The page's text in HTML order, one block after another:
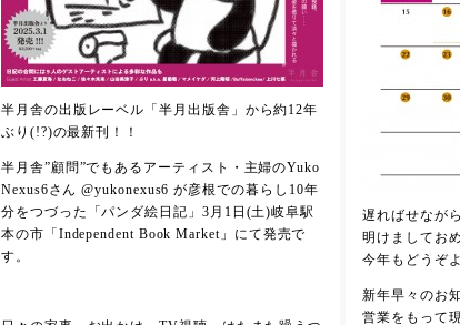
半月舎の出版レーベル「半月出版舎」から約12年
ぶり(!?)の最新刊！！
半月舎”顧問”でもあるアーティスト・主婦のYuko
Nexus6さん @yukonexus6 が彦根での暮らし10年
分をつづった「パンダ絵日記」3月1日(土)岐阜駅
本の市「Independent Book Market」にて発売で
す。
遅ればせなが
明けましてお
今年もどうぞ
新年早々のお
営業をもって